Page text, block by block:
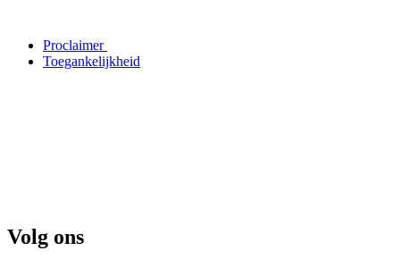
Proclaimer
Toegankelijkheid
Volg ons